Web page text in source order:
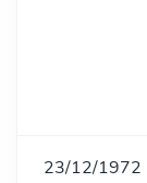
23/12/1972